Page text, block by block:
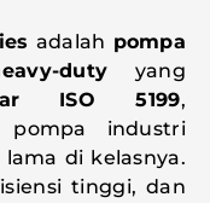
adalah pompa
duty yang
ISO 5199,
pompa industri
di kelasnya.
tinggi, dan